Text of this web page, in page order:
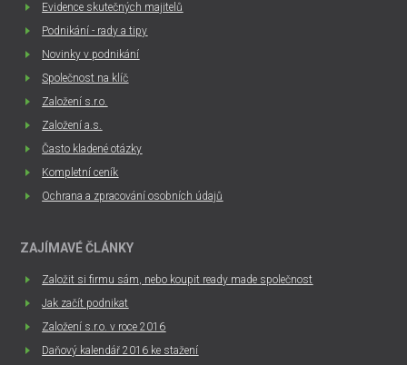
Evidence skutečných majitelů
Podnikání - rady a tipy
Novinky v podnikání
Společnost na klíč
Založení s.r.o.
Založení a.s.
Často kladené otázky
Kompletní ceník
Ochrana a zpracování osobních údajů
ZAJÍMAVÉ ČLÁNKY
Založit si firmu sám, nebo koupit ready made společnost
Jak začít podnikat
Založení s.r.o. v roce 2016
Daňový kalendář 2016 ke stažení